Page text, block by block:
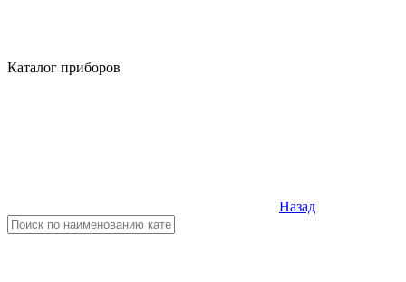
Каталог приборов
Назад